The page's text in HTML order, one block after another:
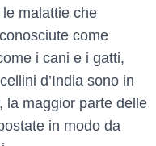
malattie che
come
i cani e i gatti,
d’India sono in
la maggior parte delle
in modo da